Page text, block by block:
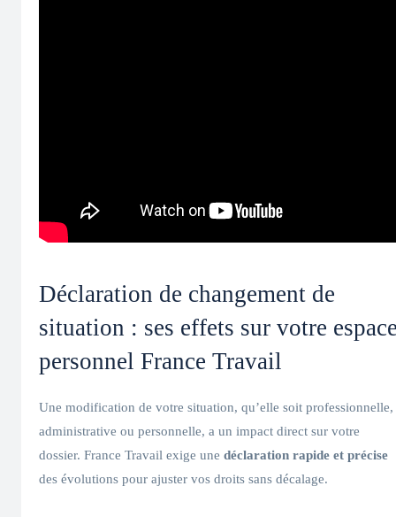
Déclaration de changement de
situation : ses effets sur votre
personnel France Travail
Une modification de votre situation, qu’elle soit professionnelle,
administrative ou personnelle, a un impact direct sur votre
dossier. France Travail exige une déclaration rapide et précise
des évolutions pour ajuster vos droits sans décalage.